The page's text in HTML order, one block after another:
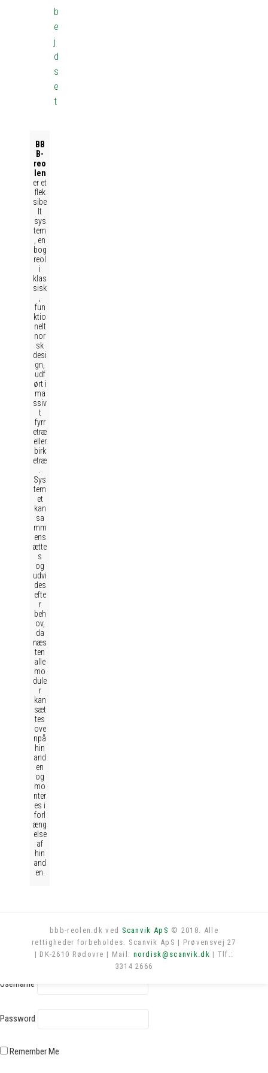
b
e
j
d
s
e
t
BB
B-
reo
len
er et
flek
sibe
lt
sys
tem
, en
bog
reol
i
klas
sisk
fun
ktio
nelt
nor
sk
desi
gn,
udf
ørt i
ma
ssiv
t
fyrr
etræ
eller
birk
etræ
Sys
tem
et
kan
sa
mm
ens
ætte
s
og
udvi
des
efte
r
beh
ov,
da
næs
ten
alle
mo
dule
r
kan
sæt
tes
ove
npå
hin
and
en
og
mo
nter
es i
forl
æng
else
af
hin
and
en.
bbb-reolen.dk ved Scanvik ApS © 2018. Alle
rettigheder forbeholdes. Scanvik ApS | Prøvensvej 27
| DK-2610 Rødovre | Mail: nordisk@scanvik.dk | Tlf.:
3314 2666
Log in
Username
Password
Remember Me